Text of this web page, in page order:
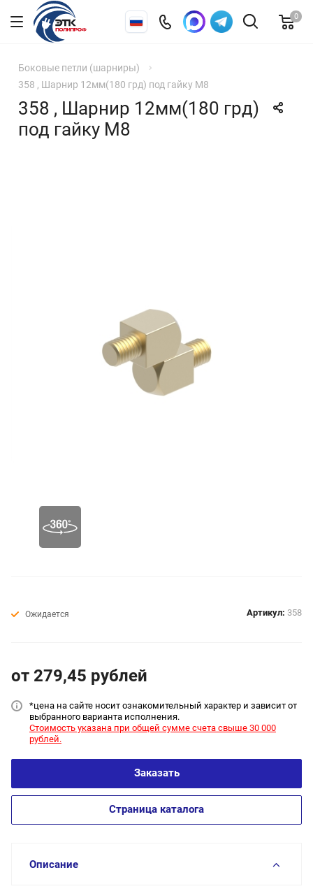
0
Боковые петли (шарниры)
358 , Шарнир 12мм(180 грд) под гайку М8
358 , Шарнир 12мм(180 грд)
под гайку М8
Ожидается Артикул: 358
от 279,45 рублей
*цена на сайте носит ознакомительный характер и зависит от
выбранного варианта исполнения.
Стоимость указана при общей сумме счета свыше 30 000
рублей.
Заказать
Страница каталога
Описание